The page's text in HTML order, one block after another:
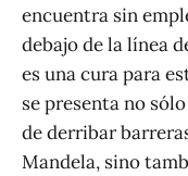
encuentra sin
debajo de la línea
es una cura para
se presenta no
de derribar
Mandela, sino